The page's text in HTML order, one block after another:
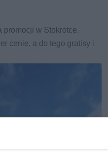
promocji w Stokrotce.
cenie, a do tego gratisy i